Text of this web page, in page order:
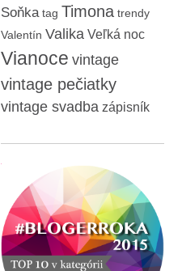
Soňka tag Timona trendy
Valentín Valika Veľká noc
Vianoce vintage
vintage pečiatky
vintage svadba zápisník